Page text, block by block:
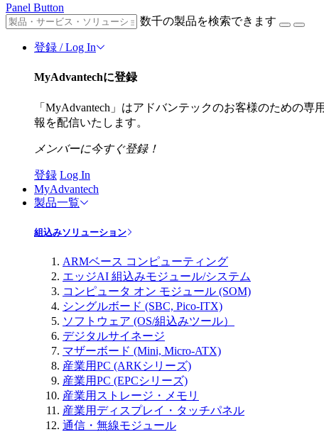
Panel Button
数千の製品を検索できます
登録 / Log In
MyAdvantechに登録
「MyAdvantech」はアドバンテックのお客様のための
報を配信いたします。
メンバーに今すぐ登録！
登録 Log In
MyAdvantech
製品一覧
組込みソリューション
ARMベース コンピューティング
エッジAI 組込みモジュール/システム
コンピュータ オン モジュール (SOM)
シングルボード (SBC, Pico-ITX)
ソフトウェア (OS/組込みツール）
デジタルサイネージ
マザーボード (Mini, Micro-ATX)
産業用PC (ARKシリーズ)
産業用PC (EPCシリーズ)
産業用ストレージ・メモリ
産業用ディスプレイ・タッチパネル
通信・無線モジュール